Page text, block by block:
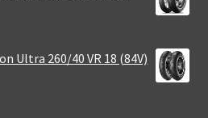
Ultra 260/40 VR 18 (84V)